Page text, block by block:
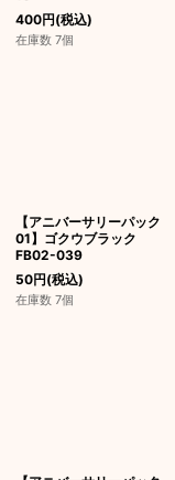
400円(税込)
在庫数 7個
【アニバーサリーパック
01】ゴクウブラック
FB02-039
50円(税込)
在庫数 7個